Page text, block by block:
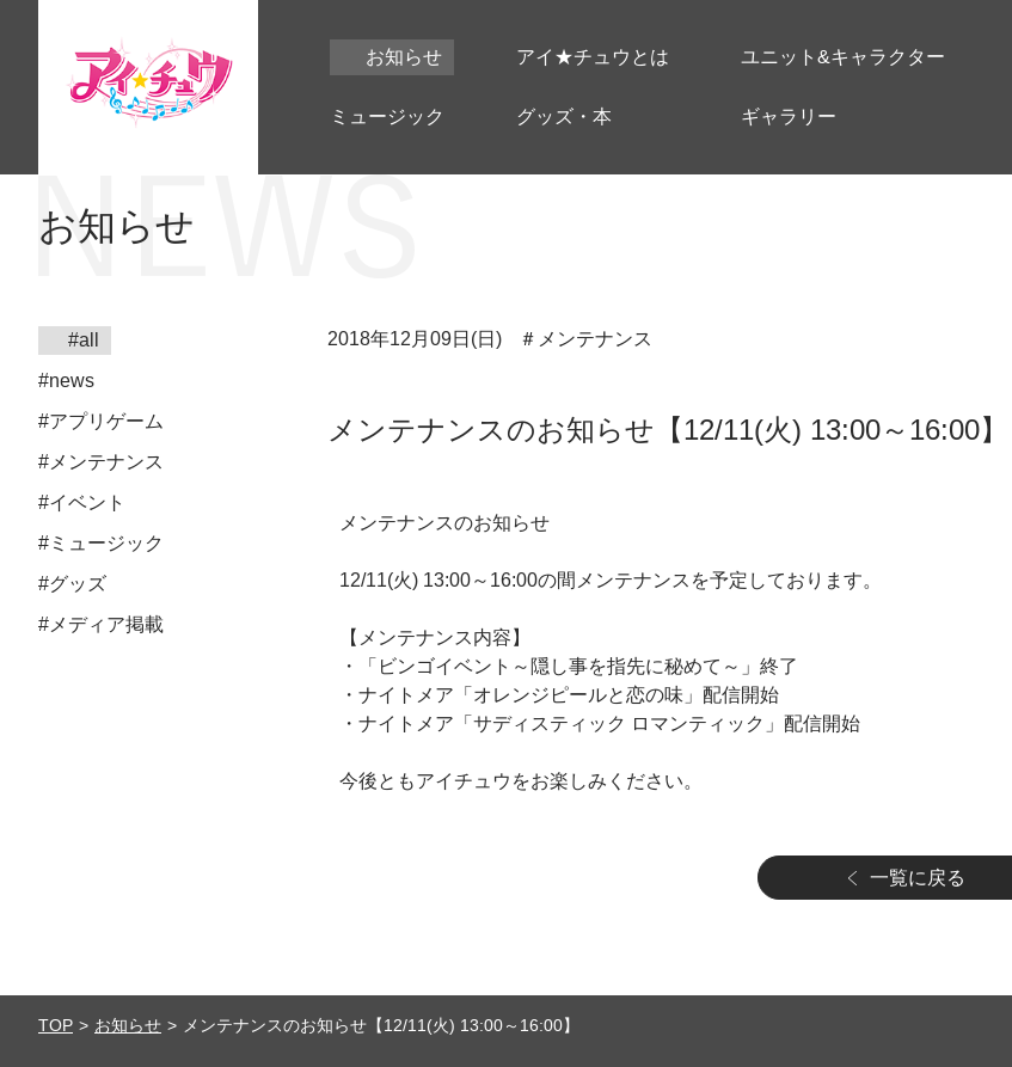
お知らせ アイ★チュウとは ユニット&キャラクター
ミュージック グッズ・本 ギャラリー
お知らせ
#all
#news
#アプリゲーム
#メンテナンス
#イベント
#ミュージック
#グッズ
#メディア掲載
2018年12月09日(日) ＃メンテナンス
メンテナンスのお知らせ【12/11(火) 13:00～16:00】
メンテナンスのお知らせ
12/11(火) 13:00～16:00の間メンテナンスを予定しております。
【メンテナンス内容】
・「ビンゴイベント～隠し事を指先に秘めて～」終了
・ナイトメア「オレンジピールと恋の味」配信開始
・ナイトメア「サディスティック ロマンティック」配信開始
今後ともアイチュウをお楽しみください。
一覧に戻る
TOP お知らせ メンテナンスのお知らせ【12/11(火) 13:00～16:00】